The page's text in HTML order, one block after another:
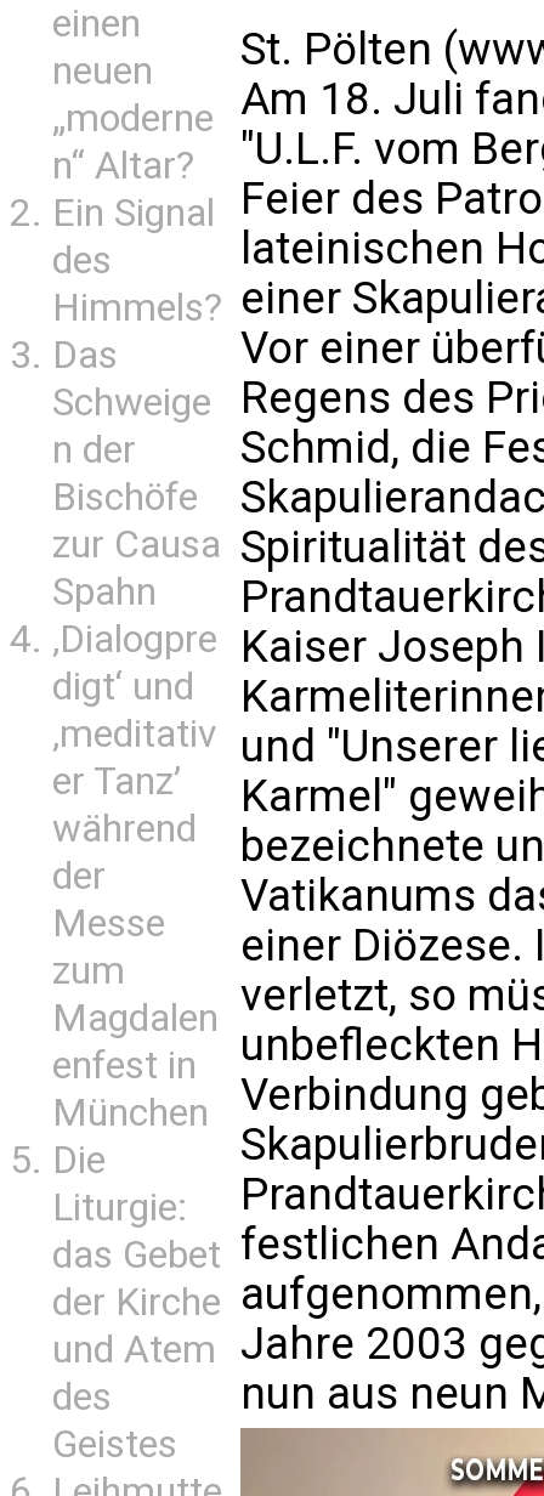
einen
neuen
„moderne
n“ Altar?
Ein Signal
des
Himmels?
Das
Schweige
n der
Bischöfe
zur Causa
Spahn
‚Dialogpre
digt‘ und
‚meditativ
er Tanz’
während
der
Messe
zum
Magdalen
enfest in
München
Die
Liturgie:
das Gebet
der Kirche
und Atem
des
Geistes
St. Pölten
Am 18. Juli
"U.L.F. vom
Feier des
lateinischen
einer
Vor einer
Regens des
Schmid, die
Spiritualität
Kaiser Joseph
und "Unserer
Karmel"
bezeichnete
Vatikanums
einer Diözese.
verletzt, so
unbefleckten
Verbindung
festlichen
Jahre 2003
nun aus neun